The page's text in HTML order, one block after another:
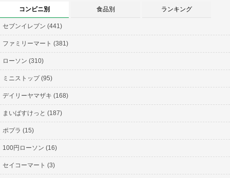
コンビニ別 食品別 ランキング
セブンイレブン (441)
ファミリーマート (381)
ローソン (310)
ミニストップ (95)
デイリーヤマザキ (168)
まいばすけっと (187)
ポプラ (15)
100円ローソン (16)
セイコーマート (3)